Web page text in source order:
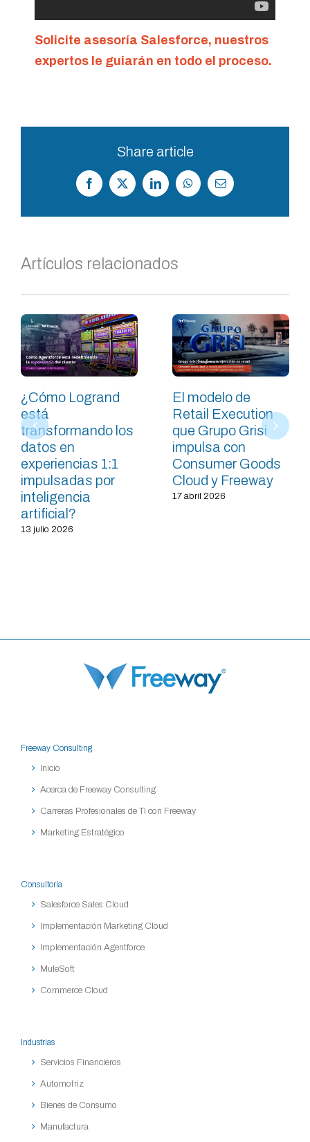
Solicite asesoría Salesforce, nuestros
expertos le guiarán en todo el proceso.
Share article
Facebook
X LinkedInWhatsApp
Correo
electrónico
Artículos relacionados
¿Cómo Logrand
está
transformando los
datos en
experiencias 1:1
impulsadas por
inteligencia
artificial?
13 julio 2026
El modelo de
Retail Execution
que Grupo Grisi
impulsa con
Consumer Goods
Cloud y Freeway
17 abril 2026
Freeway Consulting
Inicio
Acerca de Freeway Consulting
Carreras Profesionales de TI con Freeway
Marketing Estratégico
Consultoría
Salesforce Sales Cloud
Implementación Marketing Cloud
Implementación Agentforce
MuleSoft
Commerce Cloud
Industrias
Servicios Financieros
Automotriz
Bienes de Consumo
Manufactura